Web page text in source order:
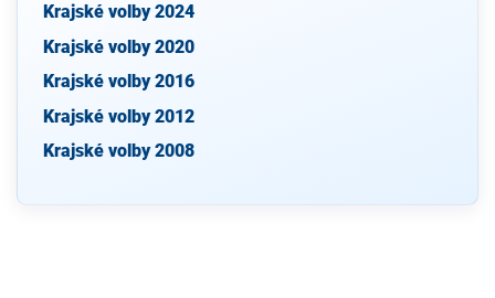
Krajské volby 2024
Krajské volby 2020
Krajské volby 2016
Krajské volby 2012
Krajské volby 2008